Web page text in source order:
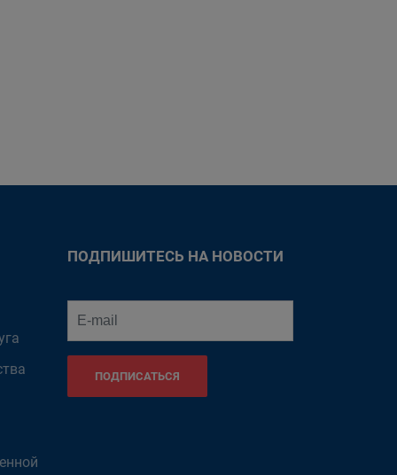
ПОДПИШИТЕСЬ НА НОВОСТИ
ПОДПИСАТЬСЯ